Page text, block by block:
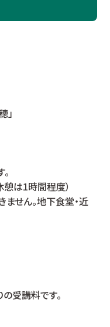
」
は1時間程度）
せん。地下食堂・近
受講料です。